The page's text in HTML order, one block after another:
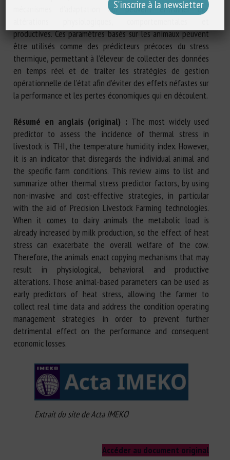
mécanismes d’adaptation qui peuvent entraîner des
productives. Ces paramètres basés sur les animaux peuvent
être utilisés comme des prédicteurs précoces du stress
thermique, permettant à l’éleveur de collecter des données
en temps réel et de traiter les stratégies de gestion
opérationnelle de l’état afin d’éviter des effets néfastes sur
la performance et les pertes économiques qui en découlent.
Résumé en anglais (original) : The most widely used
predictor to assess the incidence of thermal stress in
livestock is THI, the temperature humidity index. However,
it is an indicator that disregards the individual animal and
the specific farm conditions. This review aims to list and
summarize other thermal stress predictor factors, by using
non-invasive and cost-effective strategies, in particular
with the aid of Precision Livestock Farming technologies.
When it comes to dairy animals the metabolic load is
already increased by milk production, so the effect of heat
stress can exacerbate the overall welfare of the cow.
Therefore, the animals enact copying mechanisms that may
result in physiological, behavioral and productive
alterations. Those animal-based parameters can be used as
early predictors of heat stress, allowing the farmer to
collect real time data and address the condition operating
management strategies in order to prevent further
detrimental effect on the performance and consequent
economic losses.
Extrait du site de Acta IMEKO
Accéder au document original